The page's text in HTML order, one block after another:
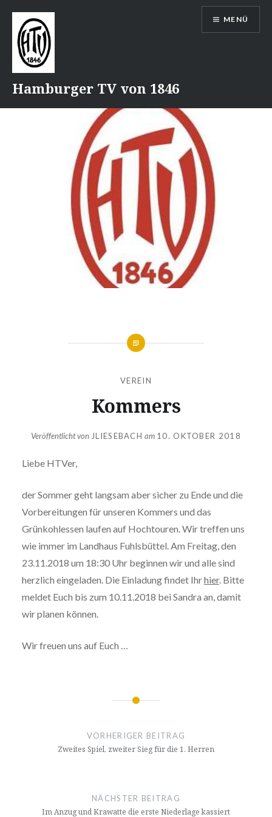
Inhalt
Hamburger TV von 1846
MENÜ
VEREIN
Kommers
Veröffentlicht von JLIESEBACH am 10. OKTOBER 2018
Liebe HTVer,
der Sommer geht langsam aber sicher zu Ende und die
Vorbereitungen für unseren Kommers und das
Grünkohlessen laufen auf Hochtouren. Wir treffen uns
wie immer im Landhaus Fuhlsbüttel. Am Freitag, den
23.11.2018 um 18:30 Uhr beginnen wir und alle sind
herzlich eingeladen. Die Einladung findet Ihrhier. Bitte
meldet Euch bis zum 10.11.2018 bei Sandra an, damit
wir planen können.
Wir freuen uns auf Euch …
Beitragsnavigation
VORHERIGER BEITRAG
Zweites Spiel, zweiter Sieg für die 1. Herren
NÄCHSTER BEITRAG
Im Anzug und Krawatte die erste Niederlage kassiert